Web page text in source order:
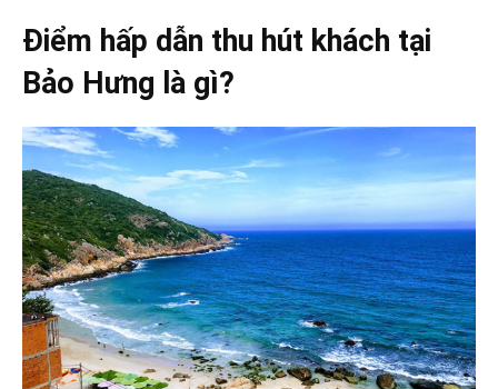
Điểm hấp dẫn thu hút khách tại
Bảo Hưng là gì?